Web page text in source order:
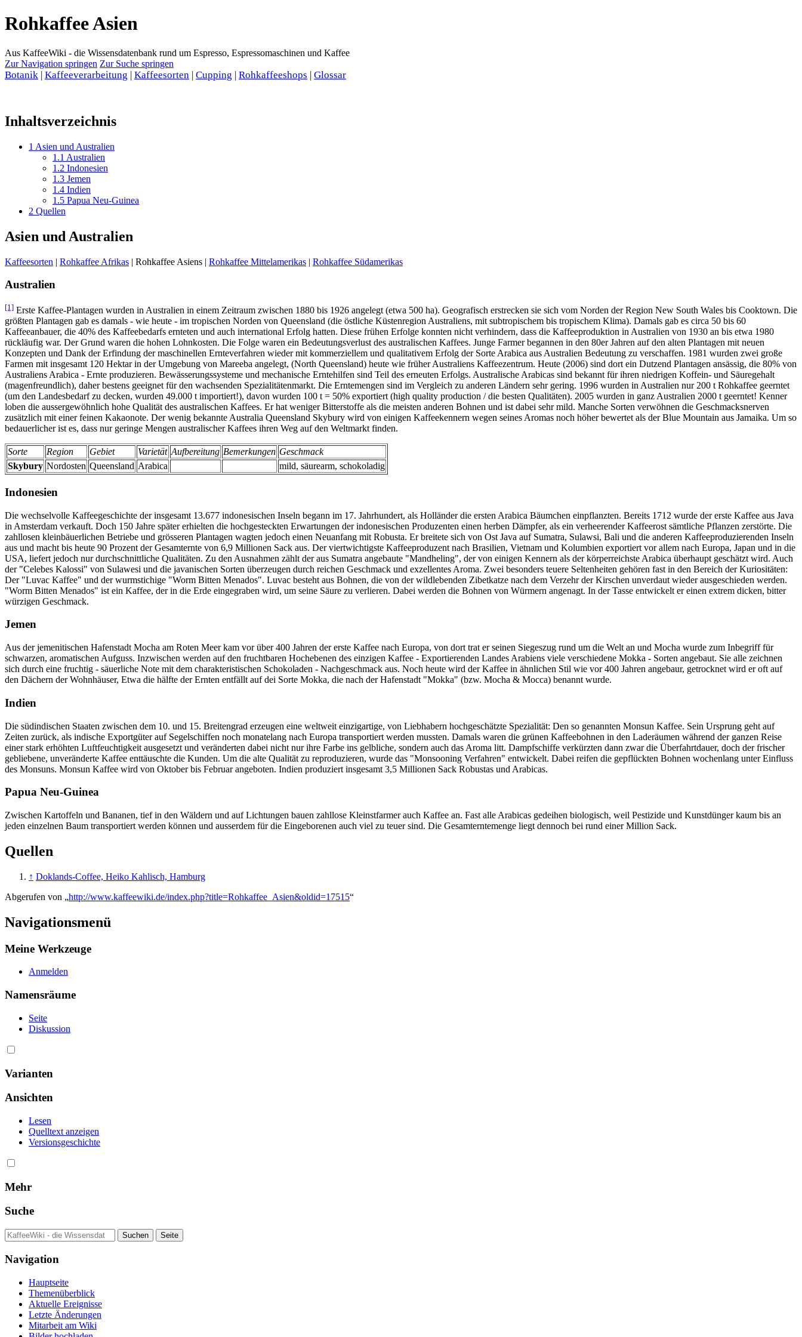
Rohkaffee Asien
Aus KaffeeWiki - die Wissensdatenbank rund um Espresso, Espressomaschinen und Kaffee
Zur Navigation springen Zur Suche springen
Botanik | Kaffeeverarbeitung | Kaffeesorten | Cupping | Rohkaffeeshops | Glossar
Inhaltsverzeichnis
1 Asien und Australien
1.1 Australien
1.2 Indonesien
1.3 Jemen
1.4 Indien
1.5 Papua Neu-Guinea
2 Quellen
Asien und Australien
Kaffeesorten | Rohkaffee Afrikas | Rohkaffee Asiens | Rohkaffee Mittelamerikas | Rohkaffee Südamerikas
Australien
[1] Erste Kaffee-Plantagen wurden in Australien in einem Zeitraum zwischen 1880 bis 1926 angelegt (etwa 500 ha). Geografisch erstrecken sie sich vom Norden der Region New South Wales bis Cooktown. Die
größten Plantagen gab es damals - wie heute - im tropischen Norden von Queensland (die östliche Küstenregion Australiens, mit subtropischem bis tropischem Klima). Damals gab es circa 50 bis 60
Kaffeeanbauer, die 40% des Kaffeebedarfs ernteten und auch international Erfolg hatten. Diese frühen Erfolge konnten nicht verhindern, dass die Kaffeeproduktion in Australien von 1930 an bis etwa 1980
rückläufig war. Der Grund waren die hohen Lohnkosten. Die Folge waren ein Bedeutungsverlust des australischen Kaffees. Junge Farmer begannen in den 80er Jahren auf den alten Plantagen mit neuen
Konzepten und Dank der Erfindung der maschinellen Ernteverfahren wieder mit kommerziellem und qualitativem Erfolg der Sorte Arabica aus Australien Bedeutung zu verschaffen. 1981 wurden zwei große
Farmen mit insgesamt 120 Hektar in der Umgebung von Mareeba angelegt, (North Queensland) heute wie früher Australiens Kaffeezentrum. Heute (2006) sind dort ein Dutzend Plantagen ansässig, die 80% von
Australiens Arabica - Ernte produzieren. Bewässerungssysteme und mechanische Erntehilfen sind Teil des erneuten Erfolgs. Australische Arabicas sind bekannt für ihren niedrigen Koffein- und Säuregehalt
(magenfreundlich), daher bestens geeignet für den wachsenden Spezialitätenmarkt. Die Erntemengen sind im Vergleich zu anderen Ländern sehr gering. 1996 wurden in Australien nur 200 t Rohkaffee geerntet
(um den Landesbedarf zu decken, wurden 49.000 t importiert!), davon wurden 100 t = 50% exportiert (high quality production / die besten Qualitäten). 2005 wurden in ganz Australien 2000 t geerntet! Kenner
loben die aussergewöhnlich hohe Qualität des australischen Kaffees. Er hat weniger Bitterstoffe als die meisten anderen Bohnen und ist dabei sehr mild. Manche Sorten verwöhnen die Geschmacksnerven
zusätzlich mit einer feinen Kakaonote. Der wenig bekannte Australia Queensland Skybury wird von einigen Kaffeekennern wegen seines Aromas noch höher bewertet als der Blue Mountain aus Jamaika. Um so
bedauerlicher ist es, dass nur geringe Mengen australischer Kaffees ihren Weg auf den Weltmarkt finden.
Sorte Region Gebiet Varietät Aufbereitung Bemerkungen Geschmack
Skybury Nordosten Queensland Arabica mild, säurearm, schokoladig
Indonesien
Die wechselvolle Kaffeegeschichte der insgesamt 13.677 indonesischen Inseln begann im 17. Jahrhundert, als Holländer die ersten Arabica Bäumchen einpflanzten. Bereits 1712 wurde der erste Kaffee aus Java
in Amsterdam verkauft. Doch 150 Jahre später erhielten die hochgesteckten Erwartungen der indonesischen Produzenten einen herben Dämpfer, als ein verheerender Kaffeerost sämtliche Pflanzen zerstörte. Die
zahllosen kleinbäuerlichen Betriebe und grösseren Plantagen wagten jedoch einen Neuanfang mit Robusta. Er breitete sich von Ost Java auf Sumatra, Sulawsi, Bali und die anderen Kaffeeproduzierenden Inseln
aus und macht bis heute 90 Prozent der Gesamternte von 6,9 Millionen Sack aus. Der viertwichtigste Kaffeeproduzent nach Brasilien, Vietnam und Kolumbien exportiert vor allem nach Europa, Japan und in die
USA, liefert jedoch nur durchschnittliche Qualitäten. Zu den Ausnahmen zählt der aus Sumatra angebaute "Mandheling", der von einigen Kennern als der körperreichste Arabica überhaupt geschätzt wird. Auch
der "Celebes Kalossi" von Sulawesi und die javanischen Sorten überzeugen durch reichen Geschmack und exzellentes Aroma. Zwei besonders teuere Seltenheiten gehören fast in den Bereich der Kuriositäten:
Der "Luvac Kaffee" und der wurmstichige "Worm Bitten Menados". Luvac besteht aus Bohnen, die von der wildlebenden Zibetkatze nach dem Verzehr der Kirschen unverdaut wieder ausgeschieden werden.
"Worm Bitten Menados" ist ein Kaffee, der in die Erde eingegraben wird, um seine Säure zu verlieren. Dabei werden die Bohnen von Würmern angenagt. In der Tasse entwickelt er einen extrem dicken, bitter
würzigen Geschmack.
Jemen
Aus der jemenitischen Hafenstadt Mocha am Roten Meer kam vor über 400 Jahren der erste Kaffee nach Europa, von dort trat er seinen Siegeszug rund um die Welt an und Mocha wurde zum Inbegriff für
schwarzen, aromatischen Aufguss. Inzwischen werden auf den fruchtbaren Hochebenen des einzigen Kaffee - Exportierenden Landes Arabiens viele verschiedene Mokka - Sorten angebaut. Sie alle zeichnen
sich durch eine fruchtig - säuerliche Note mit dem charakteristischen Schokoladen - Nachgeschmack aus. Noch heute wird der Kaffee in ähnlichen Stil wie vor 400 Jahren angebaur, getrocknet wird er oft auf
den Dächern der Wohnhäuser, Etwa die hälfte der Ernten entfällt auf dei Sorte Mokka, die nach der Hafenstadt "Mokka" (bzw. Mocha & Mocca) benannt wurde.
Indien
Die südindischen Staaten zwischen dem 10. und 15. Breitengrad erzeugen eine weltweit einzigartige, von Liebhabern hochgeschätzte Spezialität: Den so genannten Monsun Kaffee. Sein Ursprung geht auf
Zeiten zurück, als indische Exportgüter auf Segelschiffen noch monatelang nach Europa transportiert werden mussten. Damals waren die grünen Kaffeebohnen in den Laderäumen während der ganzen Reise
einer stark erhöhten Luftfeuchtigkeit ausgesetzt und veränderten dabei nicht nur ihre Farbe ins gelbliche, sondern auch das Aroma litt. Dampfschiffe verkürzten dann zwar die Überfahrtdauer, doch der frischer
gebliebene, unveränderte Kaffee enttäuschte die Kunden. Um die alte Qualität zu reproduzieren, wurde das "Monsooning Verfahren" entwickelt. Dabei reifen die gepflückten Bohnen wochenlang unter Einfluss
des Monsuns. Monsun Kaffee wird von Oktober bis Februar angeboten. Indien produziert insgesamt 3,5 Millionen Sack Robustas und Arabicas.
Papua Neu-Guinea
Zwischen Kartoffeln und Bananen, tief in den Wäldern und auf Lichtungen bauen zahllose Kleinstfarmer auch Kaffee an. Fast alle Arabicas gedeihen biologisch, weil Pestizide und Kunstdünger kaum bis an
jeden einzelnen Baum transportiert werden können und ausserdem für die Eingeborenen auch viel zu teuer sind. Die Gesamterntemenge liegt dennoch bei rund einer Million Sack.
Quellen
↑ Doklands-Coffee, Heiko Kahlisch, Hamburg
Abgerufen von „http://www.kaffeewiki.de/index.php?title=Rohkaffee_Asien&oldid=17515“
Navigationsmenü
Meine Werkzeuge
Anmelden
Namensräume
Seite
Diskussion
Varianten
Ansichten
Lesen
Quelltext anzeigen
Versionsgeschichte
Mehr
Suche
Navigation
Hauptseite
Themenüberblick
Aktuelle Ereignisse
Letzte Änderungen
Mitarbeit am Wiki